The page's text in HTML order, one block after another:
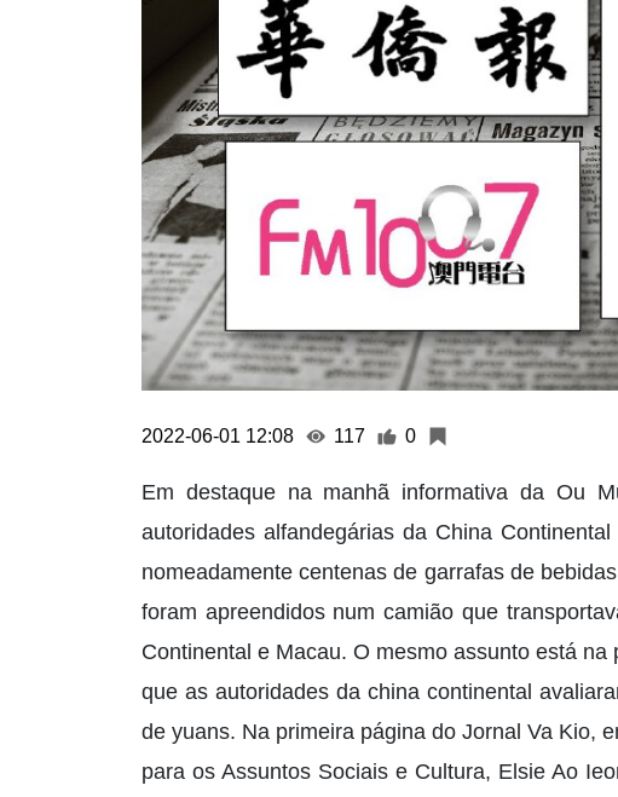
2022-06-01 12:08 117 0
Em destaque na manhã informativa da Ou
autoridades alfandegárias da China
nomeadamente centenas de garrafas de
foram apreendidos num camião que
Continental e Macau. O mesmo assunto está
que as autoridades da china continental
de yuans. Na primeira página do Jornal Va Kio,
para os Assuntos Sociais e Cultura, Elsie Ao